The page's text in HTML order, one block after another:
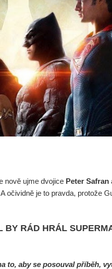
nově ujme dvojice Peter Safran
očividně je to pravda, protože
BY RÁD HRÁL
to, aby se posouval příběh,